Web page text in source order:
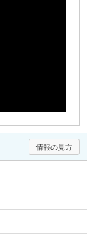
情報の見方